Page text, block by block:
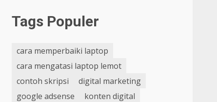
Tags Populer
cara memperbaiki laptop
cara mengatasi laptop lemot
contoh skripsi
digital marketing
google adsense
konten digital